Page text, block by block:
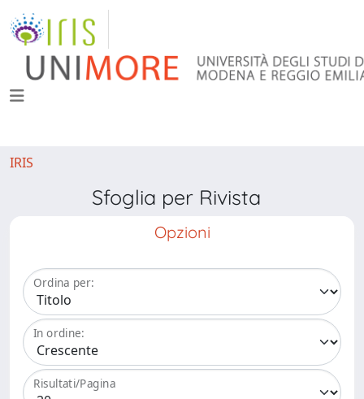
IRIS
Sfoglia per Rivista
Opzioni
Ordina per:
In ordine:
Risultati/Pagina